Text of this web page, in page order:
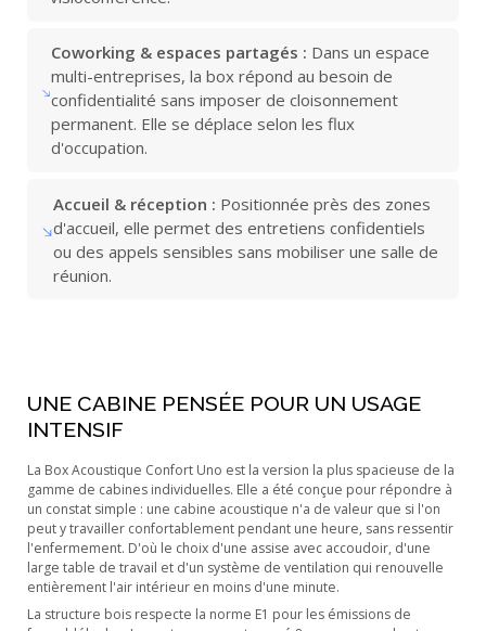
Coworking & espaces partagés : Dans un espace
multi-entreprises, la box répond au besoin de
confidentialité sans imposer de cloisonnement
permanent. Elle se déplace selon les flux
d'occupation.
Accueil & réception : Positionnée près des zones
d'accueil, elle permet des entretiens confidentiels
ou des appels sensibles sans mobiliser une salle de
réunion.
UNE CABINE PENSÉE POUR UN USAGE
INTENSIF
La Box Acoustique Confort Uno est la version la plus spacieuse de la
gamme de cabines individuelles. Elle a été conçue pour répondre à
un constat simple : une cabine acoustique n'a de valeur que si l'on
peut y travailler confortablement pendant une heure, sans ressentir
l'enfermement. D'où le choix d'une assise avec accoudoir, d'une
large table de travail et d'un système de ventilation qui renouvelle
entièrement l'air intérieur en moins d'une minute.
La structure bois respecte la norme E1 pour les émissions de